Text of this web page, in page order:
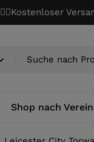
✌🏼Kostenloser
Shop nach Verein